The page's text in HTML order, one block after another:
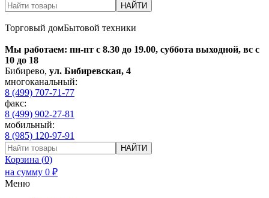
НАЙТИ
Торговый домБытовой техники
Мы работаем: пн-пт с 8.30 до 19.00, суббота выходной, вс с
10 до 18
Бибирево, ул. Бибиревская, 4
многоканальный:
8 (499) 707-71-77
факс:
8 (499) 902-27-81
мобильный:
8 (985) 120-97-91
НАЙТИ
Корзина (0)
на сумму 0 ₽
Меню